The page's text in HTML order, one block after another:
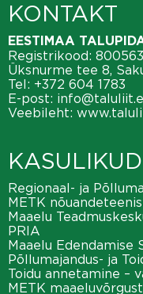
KONTAKT
EESTIMAA
Registrikood:
Üksnurme tee 8,
Tel: +372 604 1783
E-post:
Veebileht:
Regionaal- ja
METK
Maaelu
PRIA
Maaelu Edendamise
Põllumajandus- ja
Toidu annetamine –
METK